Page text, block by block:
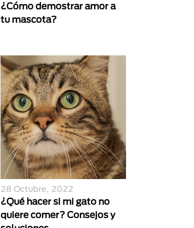
¿Cómo demostrar amor a
tu mascota?
28 Octubre, 2022
¿Qué hacer si mi gato no
quiere comer? Consejos y